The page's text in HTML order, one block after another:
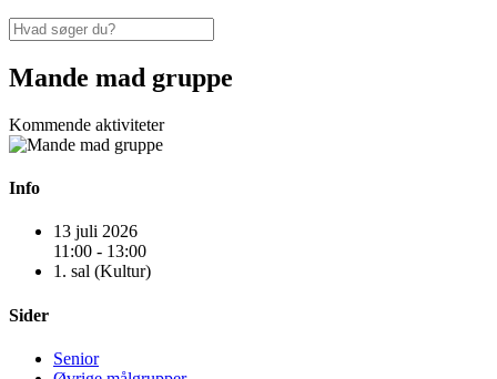
Mande mad gruppe
Kommende aktiviteter
Info
13 juli 2026
11:00 - 13:00
1. sal (Kultur)
Sider
Senior